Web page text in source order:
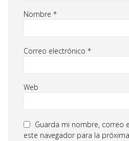
Nombre *
Correo electrónico *
Web
Guarda mi nombre, correo
este navegador para la